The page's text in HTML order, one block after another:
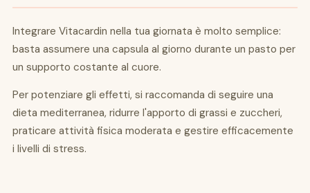
Integrare Vitacardin nella tua giornata è molto semplice:
basta assumere una capsula al giorno durante un pasto per
un supporto costante al cuore.
Per potenziare gli effetti, si raccomanda di seguire una
dieta mediterranea, ridurre l'apporto di grassi e zuccheri,
praticare attività fisica moderata e gestire efficacemente
i livelli di stress.